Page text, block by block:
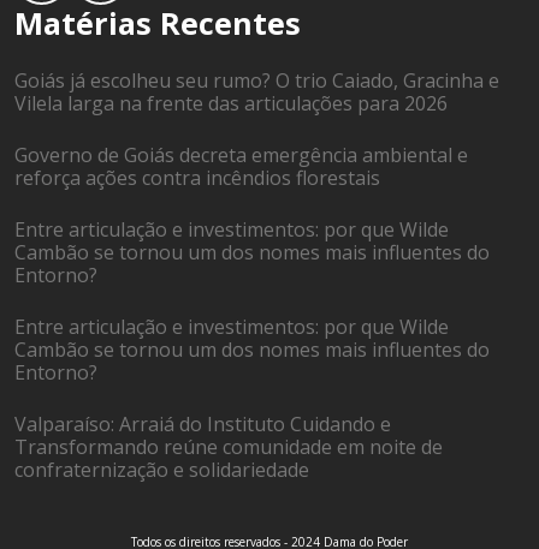
Matérias Recentes
Goiás já escolheu seu rumo? O trio Caiado, Gracinha e
Vilela larga na frente das articulações para 2026
Governo de Goiás decreta emergência ambiental e
reforça ações contra incêndios florestais
Entre articulação e investimentos: por que Wilde
Cambão se tornou um dos nomes mais influentes do
Entorno?
Entre articulação e investimentos: por que Wilde
Cambão se tornou um dos nomes mais influentes do
Entorno?
Valparaíso: Arraiá do Instituto Cuidando e
Transformando reúne comunidade em noite de
confraternização e solidariedade
Todos os direitos reservados - 2024 Dama do Poder